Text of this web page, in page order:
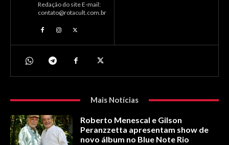
Redação do site E-mail:
contato@rotacult.com.br
Mais Notícias
Roberto Menescal e Gilson
Peranzzetta apresentam show de
novo álbum no Blue Note Rio